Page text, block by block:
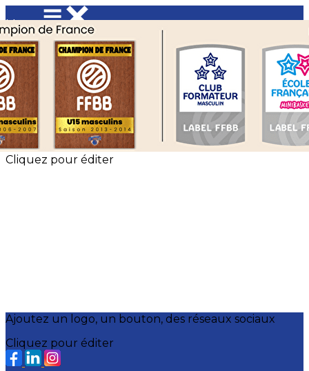
Menu
<
>
Événements Saint Charles Basket
Les évènements EFMB
?>
Images de la page d'accueil
Cliquez pour éditer
Ajoutez un logo, un bouton, des réseaux sociaux
Cliquez pour éditer